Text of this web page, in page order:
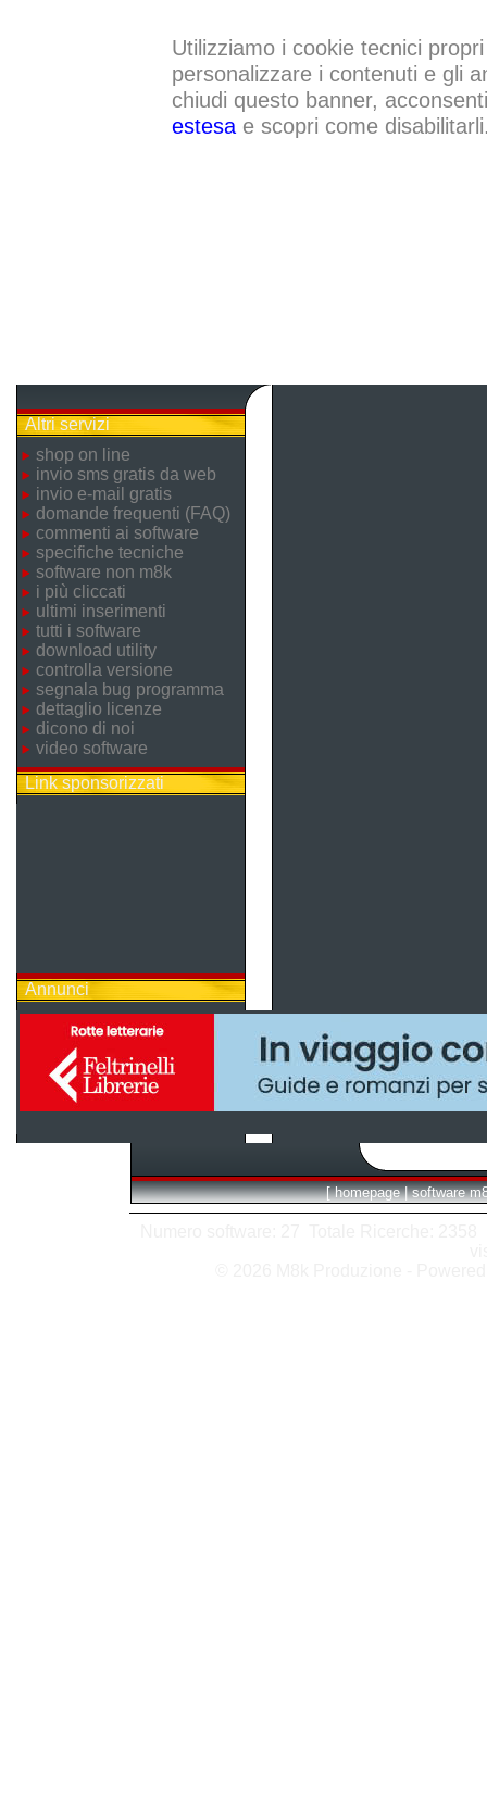
Utilizziamo i cookie tecnici
personalizzare i contenuti e gli
chiudi questo banner,
estesae scopri come
Altri servizi
shop on line
invio sms gratis da web
invio e-mail gratis
domande frequenti (FAQ)
commenti ai software
specifiche tecniche
software non m8k
i più cliccati
ultimi inserimenti
tutti i software
download utility
controlla versione
segnala bug programma
dettaglio licenze
dicono di noi
video software
Link sponsorizzati
Annunci
[ homepage | software